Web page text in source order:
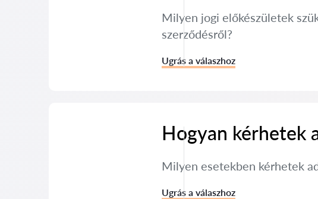
Milyen jogi előkészületek
szerződésről?
Ugrás a válaszhoz
Hogyan kérhetek
Milyen esetekben kérhetek
Ugrás a válaszhoz